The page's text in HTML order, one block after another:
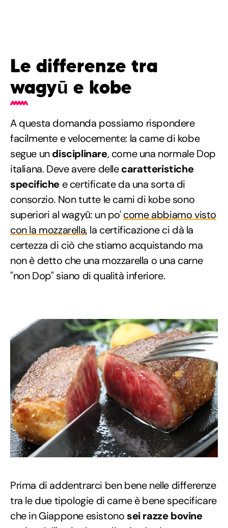
Le differenze tra
wagyū e kobe
A questa domanda possiamo rispondere
facilmente e velocemente: la carne di kobe
segue undisciplinare, come una normale Dop
italiana. Deve avere dellecaratteristiche
specifiche e certificate da una sorta di
consorzio. Non tutte le carni di kobe sono
superiori al wagyū: un po'come abbiamo visto
con la mozzarella, la certificazione ci dà la
certezza di ciò che stiamo acquistando ma
non è detto che una mozzarella o una carne
"non Dop" siano di qualità inferiore.
Prima di addentrarci ben bene nelle differenze
tra le due tipologie di carne è bene specificare
che in Giappone esistono sei razze bovine